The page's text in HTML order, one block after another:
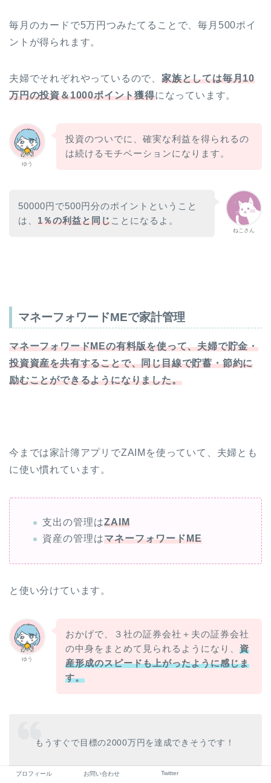
毎月のカードで5万円つみたてることで、毎月500ポイ
ントが得られます。
夫婦でそれぞれやっているので、 家族としては毎月10
万円の投資＆1000ポイント獲得になっています。
ゆう
投資のついでに、確実な利益を得られるの
は続けるモチベーションになります。
ねこさん
50000円で500円分のポイントということ
は、 1％の利益と同じ ことになるよ。
マネーフォワードMEで家計管理
マネーフォワードMEの有料版を使って、夫婦で貯金・
投資資産を共有することで、同じ目線で貯蓄・節約に
励むことができるようになりました。
今までは家計簿アプリでZAIMを使っていて、夫婦とも
に使い慣れています。
支出の管理はZAIM
資産の管理はマネーフォワードME
と使い分けています。
ゆう
おかげで、３社の証券会社＋夫の証券会社
の中身をまとめて見られるようになり、 資
産形成のスピードも上がったように感じま
す。
もうすぐで目標の2000万円を達成できそうです！
最近の株価の影響を受けて、日に日に資産が減っ
プロフィール お問い合わせ Twitter